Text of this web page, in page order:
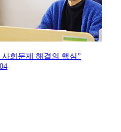
회문제 해결의 핵심”